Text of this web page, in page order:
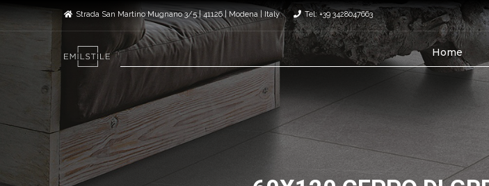
Strada San Martino Mugnano 3/5 | 41126 | Modena | Italy Tel: +39 3428047663
Home